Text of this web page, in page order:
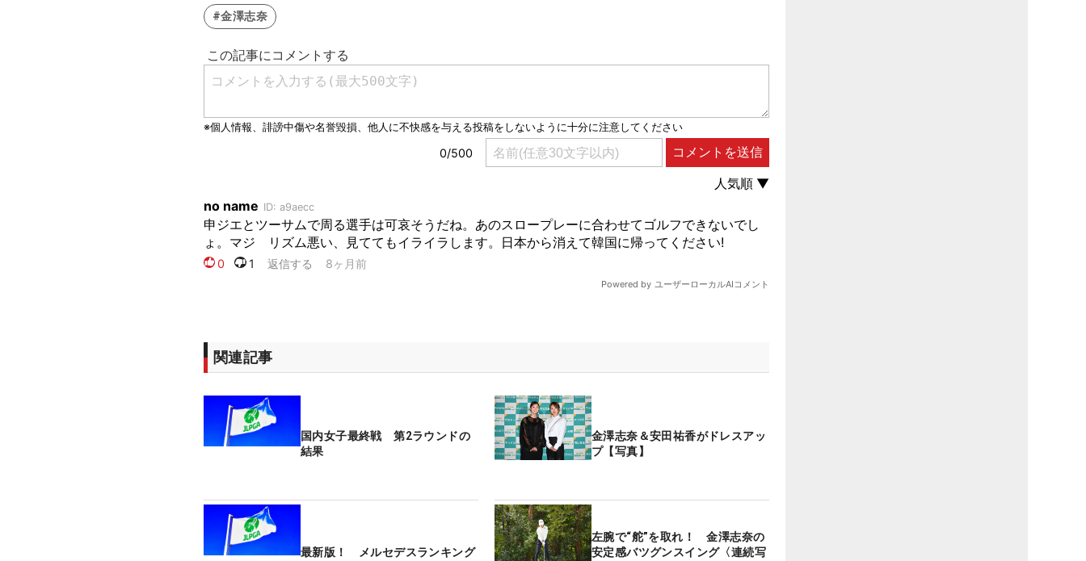
#金澤志奈
関連記事
国内女子最終戦 第2ラウンドの
結果
金澤志奈＆安田祐香がドレスアッ
プ【写真】
最新版！ メルセデスランキング
左腕で“舵”を取れ！ 金澤志奈の
安定感バツグンスイング〈連続写